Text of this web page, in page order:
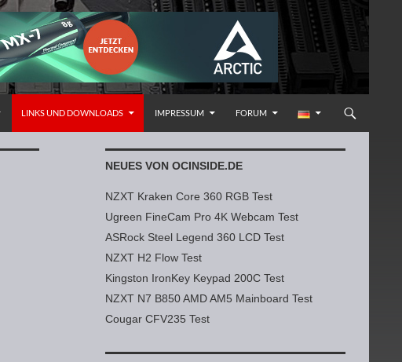
LINKS UND DOWNLOADS IMPRESSUM FORUM
NEUES VON OCINSIDE.DE
NZXT Kraken Core 360 RGB Test
Ugreen FineCam Pro 4K Webcam Test
ASRock Steel Legend 360 LCD Test
NZXT H2 Flow Test
Kingston IronKey Keypad 200C Test
NZXT N7 B850 AMD AM5 Mainboard Test
Cougar CFV235 Test